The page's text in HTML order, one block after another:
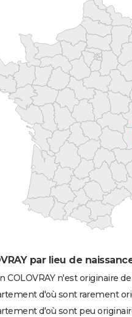
par lieu de
COLOVRAY n'est originaire
d'où sont rarement
d'où sont peu